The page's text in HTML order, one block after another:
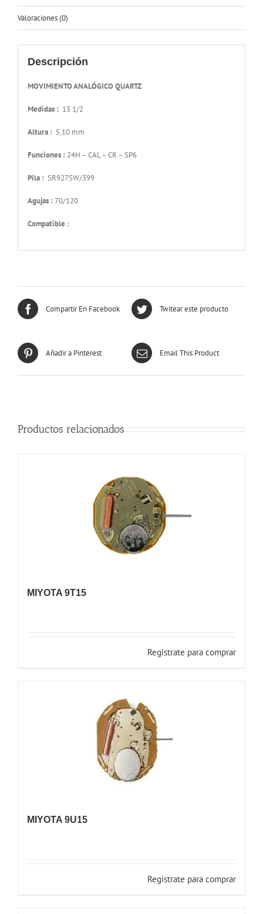
Valoraciones (0)
Descripción
MOVIMIENTO ANALÓGICO QUARTZ
Medidas : 13 1/2
Altura : 5,10 mm
Funciones : 24H – CAL – CR – SP6
Pila : SR927SW/399
Agujas : 70/120
Compatible :
Compartir En Facebook Twitear este producto
Añadir a Pinterest Email This Product
Productos relacionados
MIYOTA 9T15
Registrate para comprar
MIYOTA 9U15
Registrate para comprar